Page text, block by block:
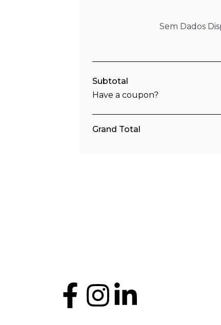
Sem Dados
Subtotal
Have a coupon?
Grand Total